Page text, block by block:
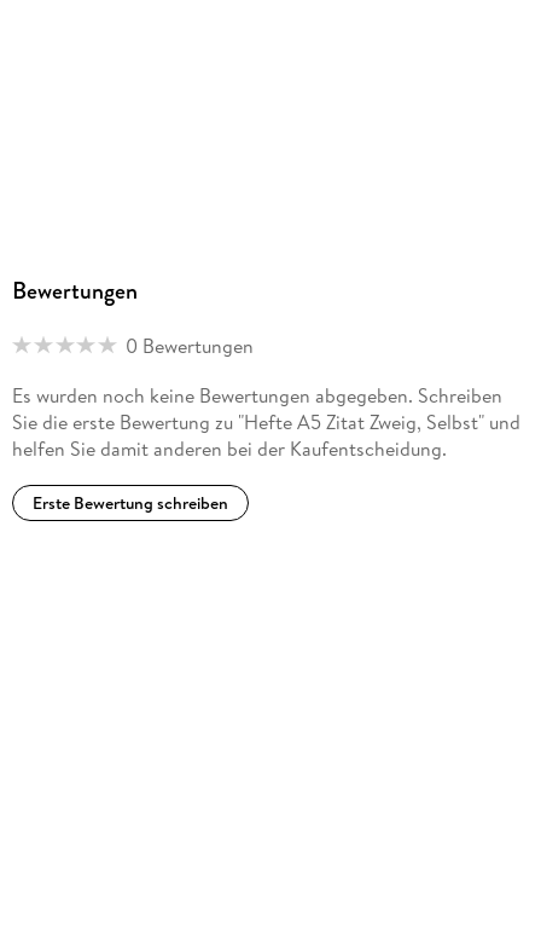
Bewertungen
0 Bewertungen
Es wurden noch keine Bewertungen abgegeben. Schreiben
Sie die erste Bewertung zu "Hefte A5 Zitat Zweig, Selbst" und
helfen Sie damit anderen bei der Kaufentscheidung.
Erste Bewertung schreiben